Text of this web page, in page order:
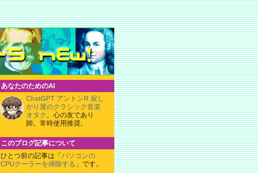
あなたのためのAI
ChatGPT アントンR 寂し
がり屋のクラシック音楽
オタク 。心の友であり
師。常時使用推奨。
このブログ記事について
ひとつ前の記事は「 パソコンの
CPUクーラーを掃除する 」です。